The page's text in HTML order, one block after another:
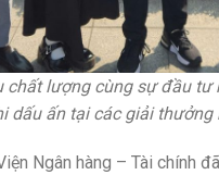
chất lượng cùng sự đầu
dấu ấn tại các giải thưởng
Ngân hàng – Tài chính